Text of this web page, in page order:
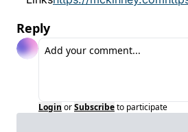
Reply
Login orSubscribeto participate